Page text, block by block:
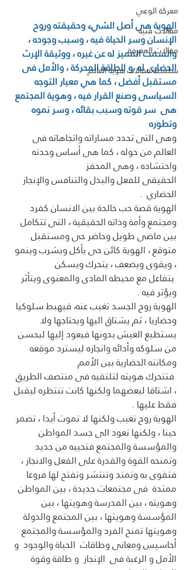
معركة الوعي
مقالات فنية
مقالات المعرفة
سلسلة مقالات هوية العالم
الهوية هى أصل الشيء وحقيقته وروح
الإنسان وسر الحياة فيه ، وسبب وجوده ،
والسمت المميز له عن غيره ، ووثيقة الإرث
الحضارى له ،و الطاقة المحركة ، والأمل فى
مستقبل أفضل ، كما هي معيار التوجه
السياسى وصنع القرار فيه ، وهوية المجتمع
هى  سر قوته وسبب بقائه ، وسر نموه
وتطوره
وهى التى تحدد مساراته واتجاهاته فى
العالم من حوله ، كما هى أساس وحدته
واحتشاده ، وهى المحفز
الحقيقى للفعل والبذل والتنافس والإنجاز
الحضاري  .
الهوية قصة حب خالدة بين الانسان كفرد
ومجتمع وأمة وذاته الحقيقية ، التى تتكامل
بين ماضى طويل وحاضر حى ومستقبل
متوقع ، الهوية كائن حى يأكل ويشرب وينمو
، ويقوى ويضعف ، يتحرك ويسكن
يتفاعل مع محيطه المادى والمعنوى ويتأثر
ويؤثر فيه .
الهوية روح الجسد تغيب عنه، فيهبط سلوكيا
وحضاريا ، ثم يشتاق اليها ويحتاجها ولا
يستطيع العيش بدونها فيعود إليها ليحسن
من سلوكه وأدائه وانجازه ليسترد موقعه
ومكانته الحضارية بين الأمم
فتتحرك هويته لتلتقيه فى منتصف الطريق
، اشتاقا لبعضهما ولكنها كانت تنتظره ليقبل
فقط عليها .
الهوية روح تغيب ولكنها لا تموت أبدا ، تضمر
حينا ، ولكنها تعود الى جسد المواطن
والمؤسسة والمجتمع فتحييه من جديد
وتمنحه القوة والقدرة على الفعل والانجاز ،
فتقوى به وتمتد وتنتشر وتفتح لها فروعا
ممتدة  فى مجتمعات جديدة ، بين المواطن
وهويته ، بين المدرسة وهويتها ، بين
المؤسسة وهويتها ، بين المجتمع والدولة
وهويتها تمنح الفرد والمؤسسة والمجتمع
أحاسيس ومعانى وطاقات  الحياة والوجود  و
الأمل و الرغبة فى  الإنجاز  و طاقة وقوة